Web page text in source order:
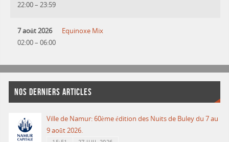
22:00– 23:59
7 août 2026
02:00– 06:00
Equinoxe Mix
NOS DERNIERS ARTICLES
Ville de Namur: 60ème édition des Nuits de Buley du 7 au
9 août 2026.